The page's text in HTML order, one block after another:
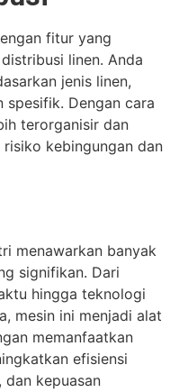
fitur yang
linen. Anda
jenis linen,
Dengan cara
terorganisir dan
kebingungan dan
menawarkan banyak
signifikan. Dari
hingga teknologi
mesin ini menjadi alat
memanfaatkan
efisiensi
dan kepuasan